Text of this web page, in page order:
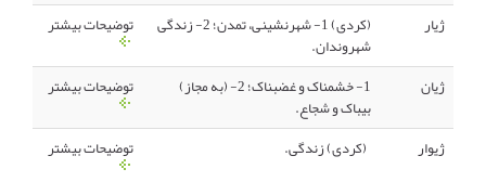
ژیار (کردی) 1- شهرنشینی، تمدن؛ 2- زندگی
شهروندان.
توضیحات بیشتر
ژیان 1- خشمناک و غضبناک؛ 2- (به مجاز)
بیباک و شجاع.
توضیحات بیشتر
ژیوار (کردی) زندگی. توضیحات بیشتر